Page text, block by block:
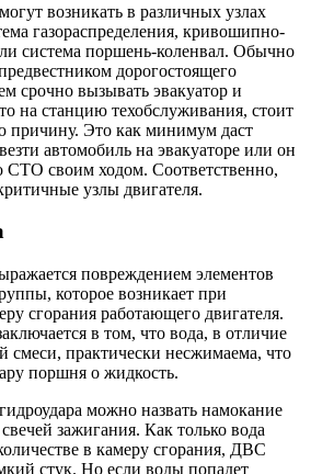
возникать в различных узлах
газораспределения, кривошипно-
система поршень-коленвал. Обычно
дорогостоящего
срочно вызывать эвакуатор и
на станцию техобслуживания, стоит
причину. Это как минимум даст
автомобиль на эвакуаторе или он
СТО своим ходом. Соответственно,
узлы двигателя.
повреждением элементов
которое возникает при
сгорания работающего двигателя.
в том, что вода, в отличие
смеси, практически несжимаема, что
поршня о жидкость.
можно назвать намокание
зажигания. Как только вода
в камеру сгорания, ДВС
стук. Но если воды попадет